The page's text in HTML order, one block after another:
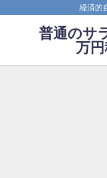
経済的
普通のサ
万